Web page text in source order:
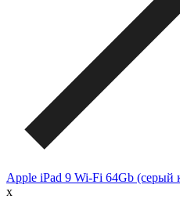
Apple iPad 9 Wi-Fi 64Gb (серый
x